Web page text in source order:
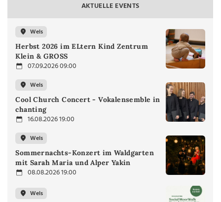
AKTUELLE EVENTS
Wels
Herbst 2026 im ELtern Kind Zentrum
Klein & GROSS
07.09.2026 09:00
Wels
Cool Church Concert - Vokalensemble in
chanting
16.08.2026 19:00
Wels
Sommernachts-Konzert im Waldgarten
mit Sarah Maria und Alper Yakin
08.08.2026 19:00
Wels